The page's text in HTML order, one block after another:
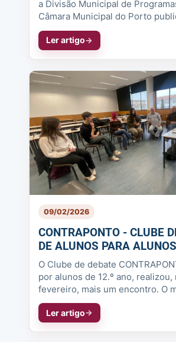
a Divisão Municipal de
Câmara Municipal do Porto
relativo à 10.ª edição do proje...
Ler artigo
09/02/2026
CONTRAPONTO - CLUBE
DE ALUNOS PARA ALUNOS
O Clube de debate
por alunos de 12.º ano, realizou,
fevereiro, mais um encontro. O
expressar e debater ideias, mas ...
Ler artigo